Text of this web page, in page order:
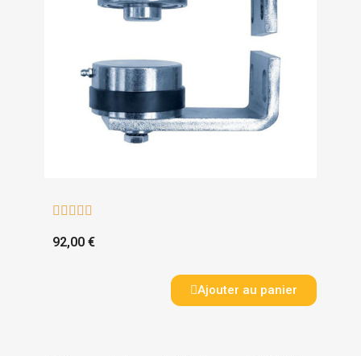
    
92,00 €
Ajouter au panier